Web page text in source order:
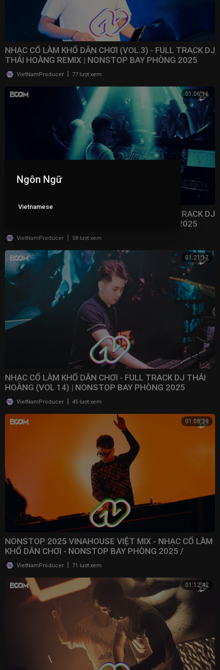
NHẠC CỔ LÀM KHỔ DÂN CHƠI (VOL.3) - FULL TRACK DJ
THÁI HOÀNG REMIX | NONSTOP BAY PHÒNG 2025
VietNamProducer 77 lượt xem
01:06:16
NHẠC CỔ LÀM KHỔ DÂN CHƠI (VOL.2) - FULL TRACK DJ
THÁI HOÀNG REMIX | NONSTOP BAY PHÒNG 2025
VietNamProducer 58 lượt xem
01:21:17
NHẠC CỔ LÀM KHỔ DÂN CHƠI - FULL TRACK DJ THÁI
HOÀNG (VOL 14) | NONSTOP BAY PHÒNG 2025
VietNamProducer 45 lượt xem
01:08:29
NONSTOP 2025 VINAHOUSE VIỆT MIX - NHẠC CỔ LÀM
KHỔ DÂN CHƠI - NONSTOP BAY PHÒNG 2025 /
@NONSTOPVNDJ
VietNamProducer | 71 lượt xem
01:12:42
Ngôn Ngữ
Vietnamese